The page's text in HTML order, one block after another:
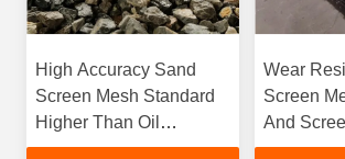
High Accuracy Sand
Screen Mesh Standard
Higher Than Oil
Tempered Screening
Wear
Screen
And
Sturdy